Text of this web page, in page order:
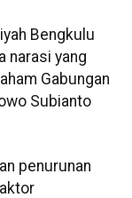
Bengkulu
narasi yang
Gabungan
Subianto
penurunan